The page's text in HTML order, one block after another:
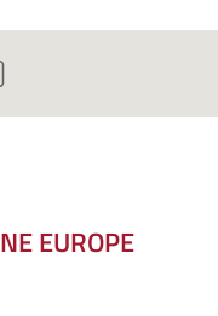
EUROPE